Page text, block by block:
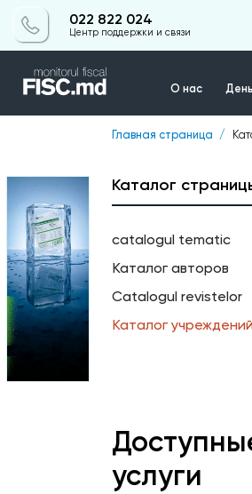
022 822 024
Центр поддержки и связи
О нас
Главная страница
Каталог
catalogul tematic
Каталог авторов
Catalogul revistelor
Каталог
услуги